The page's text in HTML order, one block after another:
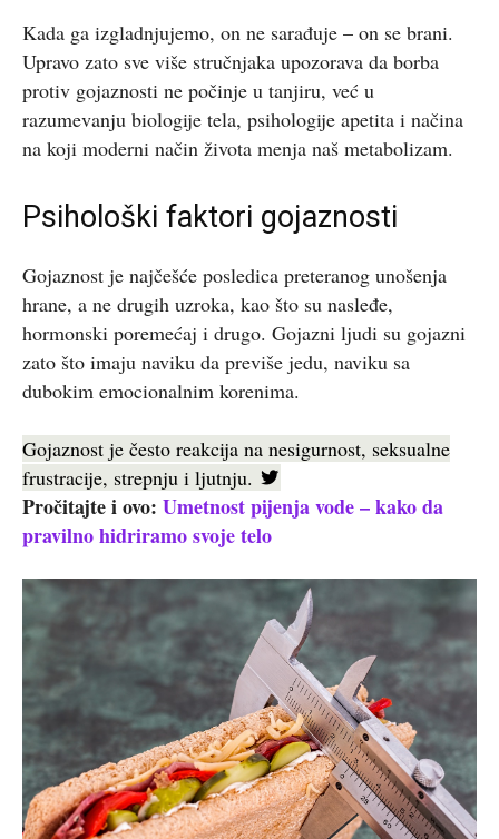
Kada ga izgladnjujemo, on ne sarađuje – on se brani.
Upravo zato sve više stručnjaka upozorava da borba
protiv gojaznosti ne počinje u tanjiru, već u
razumevanju biologije tela, psihologije apetita i načina
na koji moderni način života menja naš metabolizam.
Psihološki faktori gojaznosti
Gojaznost je najčešće posledica preteranog unošenja
hrane, a ne drugih uzroka, kao što su nasleđe,
hormonski poremećaj i drugo. Gojazni ljudi su gojazni
zato što imaju naviku da previše jedu, naviku sa
dubokim emocionalnim korenima.
Gojaznost je često reakcija na nesigurnost, seksualne
frustracije, strepnju i ljutnju.
Pročitajte i ovo: Umetnost pijenja vode – kako da
pravilno hidriramo svoje telo